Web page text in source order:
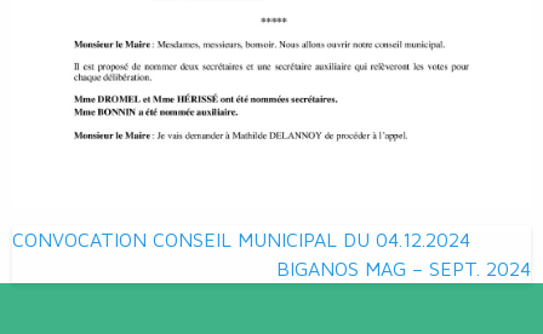
Navigation
de
CONVOCATION CONSEIL MUNICIPAL DU 04.12.2024
BIGANOS MAG – SEPT. 2024